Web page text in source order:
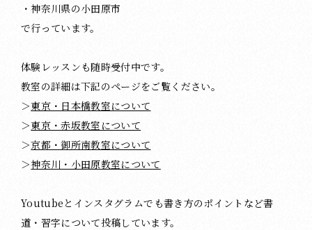
・神奈川県の小田原市
で行っています。
体験レッスンも随時受付中です。
教室の詳細は下記のページをご覧ください。
＞東京・日本橋教室について
＞東京・赤坂教室について
＞京都・御所南教室について
＞神奈川・小田原教室について
Youtubeとインスタグラムでも書き方のポイントなど書
道・習字について投稿しています。